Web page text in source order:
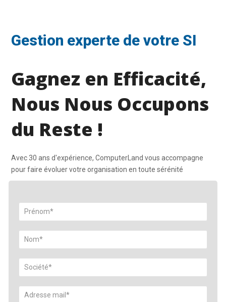
Gestion experte de votre SI
Gagnez en Efficacité,
Nous Nous Occupons
du Reste !
Avec 30 ans d'expérience, ComputerLand vous accompagne
pour faire évoluer votre organisation en toute sérénité